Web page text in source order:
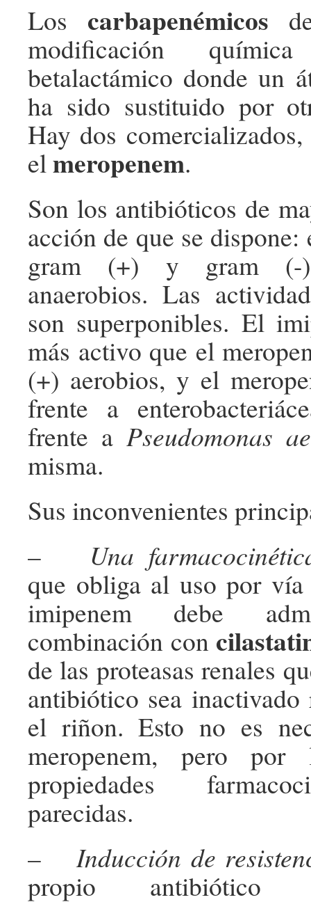
Los carbapenémicos
modificación
betalactámico donde un
ha sido sustituido por
Hay dos
elmeropenem.
Son los antibióticos de
acción de que se
gram (+) y gram (-
anaerobios. Las
son superponibles. El
más activo que el
(+) aerobios, y el
frente a
frente a Pseudomonas
misma.
Sus inconvenientes
– Una
que obliga al uso por vía
imipenem debe
combinación con
de las proteasas renales
antibiótico sea inactivado
el riñon. Esto no es
meropenem, pero
propiedades
parecidas.
–Inducción de
propio antibiótico